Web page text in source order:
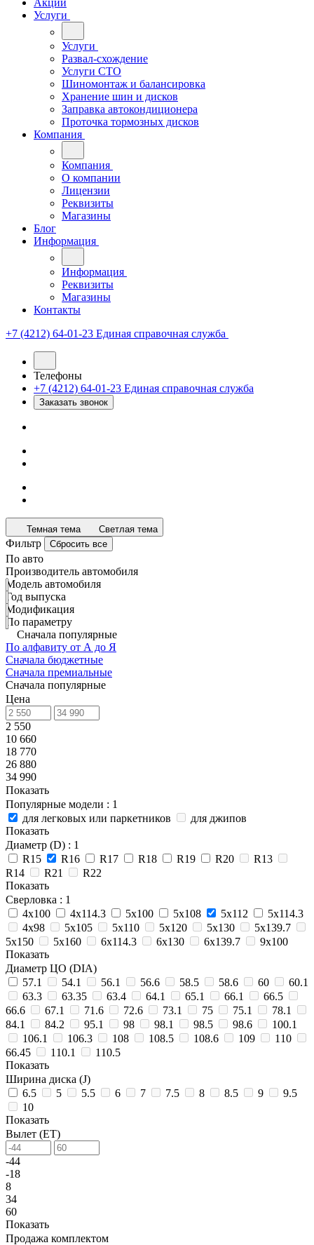
Акции
Услуги
Услуги
Развал-схождение
Услуги СТО
Шиномонтаж и балансировка
Хранение шин и дисков
Заправка автокондиционера
Проточка тормозных дисков
Компания
Компания
О компании
Лицензии
Реквизиты
Магазины
Блог
Информация
Информация
Реквизиты
Магазины
Контакты
+7 (4212) 64-01-23 Единая справочная служба
Телефоны
+7 (4212) 64-01-23 Единая справочная служба
Заказать звонок
Темная тема Светлая тема
Фильтр Сбросить все
По авто
Производитель автомобиля
Модель автомобиля
Год выпуска
Модификация
По параметру
Сначала популярные
По алфавиту от А до Я
Сначала бюджетные
Сначала премиальные
Сначала популярные
Цена
2 550
10 660
18 770
26 880
34 990
Показать
Популярные модели : 1
для легковых или паркетников
для джипов
Показать
Диаметр (D) : 1
R15
R16 R17 R18 R19 R20
R13
R14
R21
R22
Показать
Сверловка : 1
4х100
4х114.3 5х100 5х108 5х112
5х114.3
4х98
5x105 5х110 5х120 5х130
5х139.7
5х150
5х160 6х114.3 6х130 6х139.7
9х100
Показать
Диаметр ЦО (DIA)
57.1
54.1 56.1 56.6 58.5 58.6 60
60.1
63.3
63.35 63.4 64.1 65.1 66.1
66.5
66.6
67.1 71.6 72.6 73.1 75 75.1
78.1
84.1
84.2 95.1 98 98.1 98.5 98.6
100.1
106.1
106.3 108 108.5 108.6 109
110
66.45
110.1
110.5
Показать
Ширина диска (J)
6.5
5 5.5 6 7 7.5 8 8.5 9
9.5
10
Показать
Вылет (ET)
-44
-18
8
34
60
Показать
Продажа комплектом